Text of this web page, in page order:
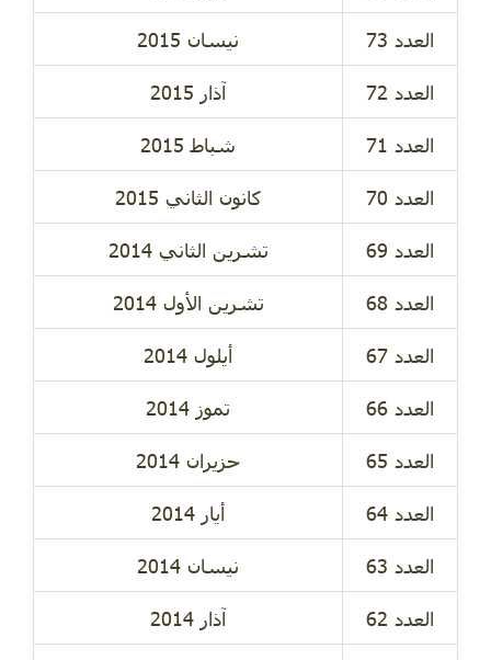
نيسان 2015
آذار 2015
شباط 2015
كانون الثاني 2015
تشرين الثاني 2014
تشرين الأول 2014
أيلول 2014
تموز 2014
حزيران 2014
أيار 2014
نيسان 2014
آذار 2014